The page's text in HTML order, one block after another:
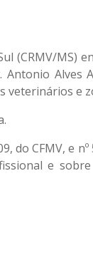
(CRMV/MS)
Alves
veterinários e
do CFMV, e
e